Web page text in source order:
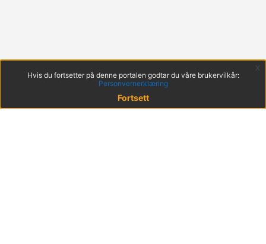
Hvis du fortsetter på denne portalen godtar du våre brukervilkår:
Personvernerklæring
Fortsett
x